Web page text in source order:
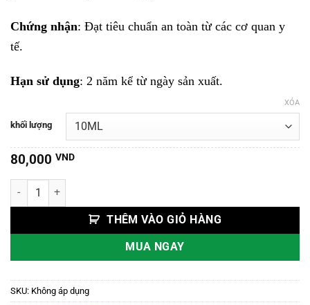
Chứng nhận: Đạt tiêu chuẩn an toàn từ các cơ quan y
tế.
Hạn sử dụng: 2 năm kể từ ngày sản xuất.
khối lượng
XÓA
80,000 VND
Tinh Dầu Quế số lượng
THÊM VÀO GIỎ HÀNG
MUA NGAY
SKU: Không áp dụng